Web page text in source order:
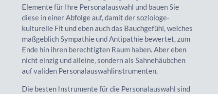
Elemente für Ihre Personalauswahl und bauen Sie
diese in einer Abfolge auf, damit der soziologe-
kulturelle Fit und eben auch das Bauchgefühl, welches
maßgeblich Sympathie und Antipathie bewertet, zum
Ende hin ihren berechtigten Raum haben. Aber eben
nicht einzig und alleine, sondern als Sahnehäubchen
auf validen Personalauswahlinstrumenten.
Die besten Instrumente für die Personalauswahl sind